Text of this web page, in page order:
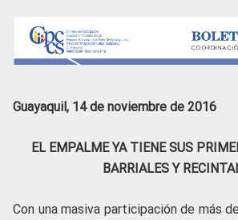
Guayaquil, 14 de noviembre de 2016
EL EMPALME YA TIENE SUS
BARRIALES Y
Con una masiva participación de más